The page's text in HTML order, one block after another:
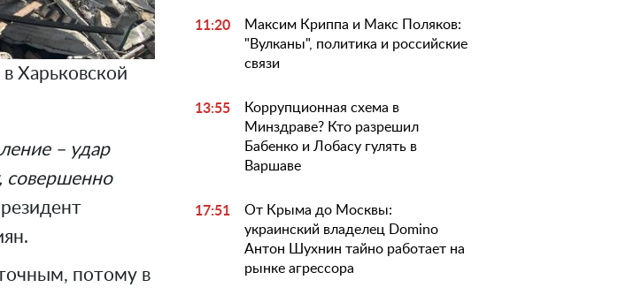
Харьковской
– удар
совершенно
потому в
11:20
Максим Криппа и Макс Поляков:
"Вулканы", политика и российские
связи
13:55
Коррупционная схема в
Минздраве? Кто разрешил
Бабенко и Лобасу гулять в
Варшаве
17:51
От Крыма до Москвы:
украинский владелец Domino
Антон Шухнин тайно работает на
рынке агрессора